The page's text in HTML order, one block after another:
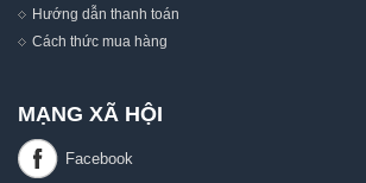
Hướng dẫn thanh toán
Cách thức mua hàng
MẠNG XÃ HỘI